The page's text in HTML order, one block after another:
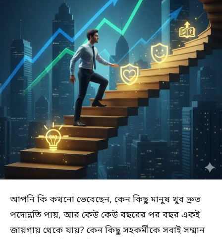
আপনি কি কখনো ভেবেছেন, কেন কিছু মানুষ খুব দ্রুত
পদোন্নতি পায়, আর কেউ কেউ বছরের পর বছর একই
জায়গায় থেকে যায়? কেন কিছু সহকর্মীকে সবাই সম্মান